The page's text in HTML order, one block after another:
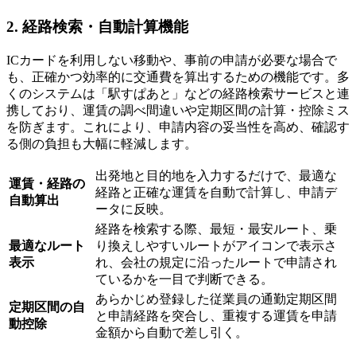
2. 経路検索・自動計算機能
ICカードを利用しない移動や、事前の申請が必要な場合で
も、正確かつ効率的に交通費を算出するための機能です。多
くのシステムは「駅すぱあと」などの経路検索サービスと連
携しており、運賃の調べ間違いや定期区間の計算・控除ミス
を防ぎます。これにより、申請内容の妥当性を高め、確認す
る側の負担も大幅に軽減します。
運賃・経路の
自動算出
出発地と目的地を入力するだけで、最適な
経路と正確な運賃を自動で計算し、申請デ
ータに反映。
最適なルート
表示
経路を検索する際、最短・最安ルート、乗
り換えしやすいルートがアイコンで表示さ
れ、会社の規定に沿ったルートで申請され
ているかを一目で判断できる。
定期区間の自
動控除
あらかじめ登録した従業員の通勤定期区間
と申請経路を突合し、重複する運賃を申請
金額から自動で差し引く。